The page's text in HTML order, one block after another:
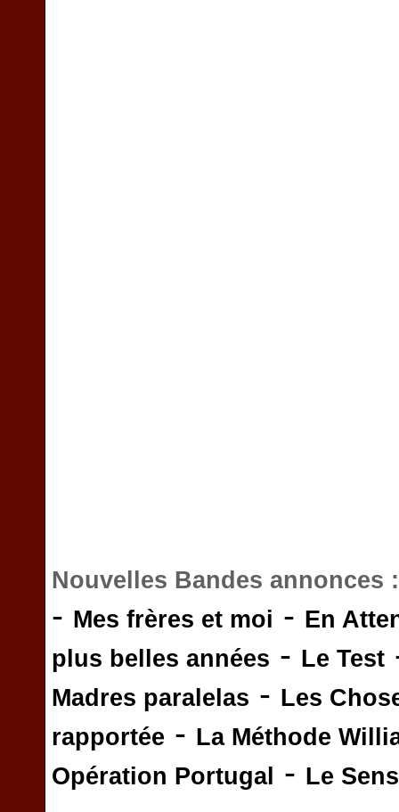
Nouvelles Bandes annonces
- Mes frères et moi - En
plus belles années - Le Test
Madres paralelas - Les
rapportée - La Méthode
Opération Portugal
- Le